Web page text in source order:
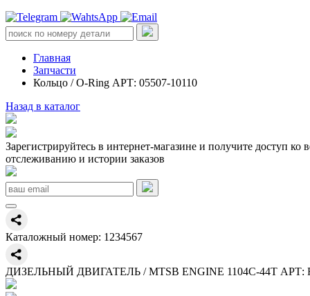
Главная
Запчасти
Кольцо / O-Ring АРТ: 05507-10110
Назад в каталог
Зарегистрируйтесь в интернет-магазине и получите доступ
отслеживанию и истории заказов
Каталожный номер: 1234567
ДИЗЕЛЬНЫЙ ДВИГАТЕЛЬ / MTSB ENGINE 1104C-44T АРТ: